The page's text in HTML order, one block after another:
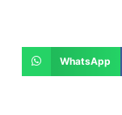
WhatsApp